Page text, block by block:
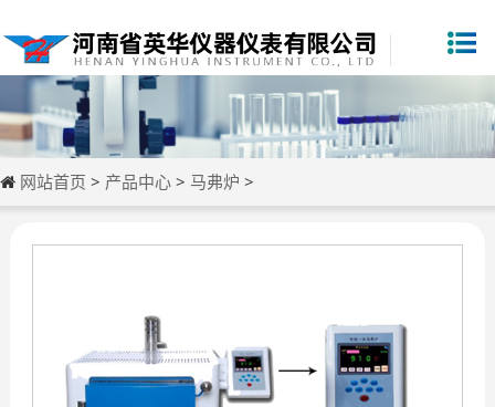
网站首页 > 产品中心 > 马弗炉 >